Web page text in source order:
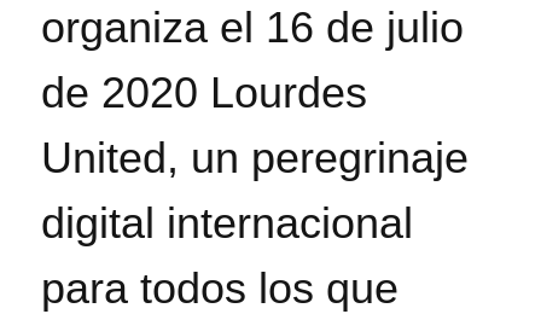
organiza el 16 de julio
de 2020 Lourdes
United, un peregrinaje
digital internacional
para todos los que